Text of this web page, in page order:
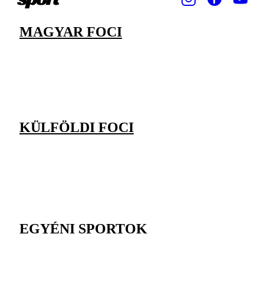
MAGYAR FOCI
KÜLFÖLDI FOCI
EGYÉNI SPORTOK